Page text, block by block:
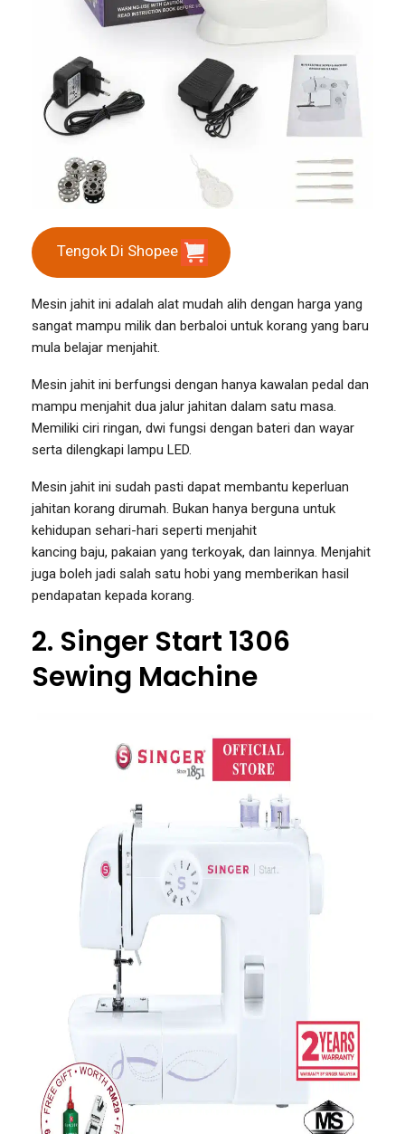
Tengok Di Shopee
Mesin jahit ini adalah alat mudah alih dengan harga yang
sangat mampu milik dan berbaloi untuk korang yang baru
mula belajar menjahit.
Mesin jahit ini berfungsi dengan hanya kawalan pedal dan
mampu menjahit dua jalur jahitan dalam satu masa.
Memiliki ciri ringan, dwi fungsi dengan bateri dan wayar
serta dilengkapi lampu LED.
Mesin jahit ini sudah pasti dapat membantu keperluan
jahitan korang dirumah. Bukan hanya berguna untuk
kehidupan sehari-hari seperti menjahit
kancing baju, pakaian yang terkoyak, dan lainnya. Menjahit
juga boleh jadi salah satu hobi yang memberikan hasil
pendapatan kepada korang.
2. Singer Start 1306
Sewing Machine